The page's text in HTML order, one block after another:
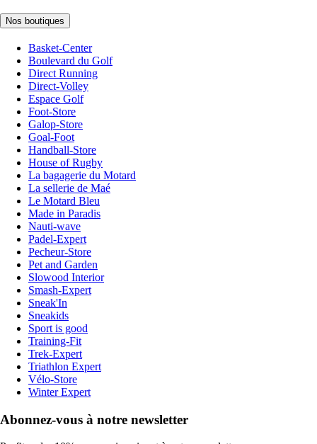
Nos boutiques
Basket-Center
Boulevard du Golf
Direct Running
Direct-Volley
Espace Golf
Foot-Store
Galop-Store
Goal-Foot
Handball-Store
House of Rugby
La bagagerie du Motard
La sellerie de Maé
Le Motard Bleu
Made in Paradis
Nauti-wave
Padel-Expert
Pecheur-Store
Pet and Garden
Slowood Interior
Smash-Expert
Sneak'In
Sneakids
Sport is good
Training-Fit
Trek-Expert
Triathlon Expert
Vélo-Store
Winter Expert
Abonnez-vous à notre newsletter